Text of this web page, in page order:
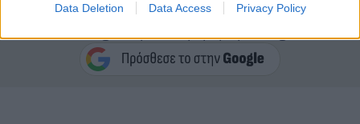
Data Deletion Data Access Privacy Policy
Κάνε κλικ και δες περισσότερο
Flash.grστην αναζήτηση τηςGoogle